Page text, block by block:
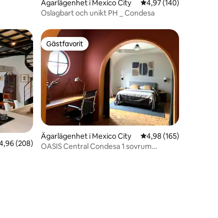
Ägarlägenhet i Mexico City 4,97 av 5 i
4,97 (140)
Oslagbart och unikt PH _ Condesa
av 5 i genomsnittligt betyg, 208 omdömen
(208)
Gästfavorit
Gästfavorit
Ägarlägenhet i Mexico City 4,98 av 5 i
4,98 (165)
OASIS Central Condesa 1 sovrum